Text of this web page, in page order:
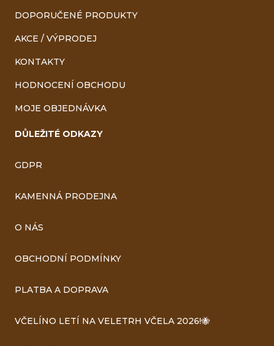
DOPORUČENÉ PRODUKTY
AKCE / VÝPRODEJ
KONTAKTY
HODNOCENÍ OBCHODU
MOJE OBJEDNÁVKA
DŮLEŽITÉ ODKAZY
GDPR
KAMENNÁ PRODEJNA
O NÁS
OBCHODNÍ PODMÍNKY
PLATBA A DOPRAVA
VČELÍNO LETÍ NA VELETRH VČELA 2026!🐝